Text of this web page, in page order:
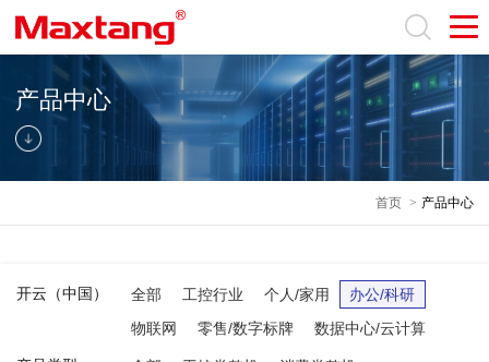
产品中心
首页 > 产品中心
开云（中国） 全部 工控行业 个人/家用
办公/科研
物联网
零售/数字标牌 数据中心/云计算